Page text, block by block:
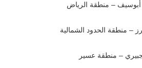
أبوسيف – منطقة الرياض
– منطقة الحدود الشمالية
– منطقة عسير